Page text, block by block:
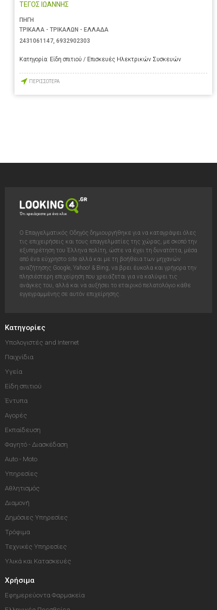
ΤΕΓΟΣ ΙΩΑΝΝΗΣ
ΠΗΓΗ
ΤΡΙΚΑΛΑ - ΤΡΙΚΑΛΩΝ - ΕΛΛΑΔΑ
2431061147, 6932902303
Κατηγορία: Είδη σπιτιού / Επισκευές Ηλεκτρικών Συσκευών
ΠΕΡΙΣΣΟΤΕΡΑ
Ο Επαγγελματικός Οδηγός δημιουργήθηκε για να καταγράψει όλες
τις επιχειρήσεις και τους επαγγελματίες της χώρας, με σκοπό την
εξυπηρέτηση του Έλληνα πολίτη, ώστε να έχει τη δυνατόττα, μέσα
από ένα εύχρηστο site αλλά και με τη βοήθεια των μηχανών
αναζήτησης Google, Yahoo! & Bing, να βρει έυκολα και γρήγορα την
πλησιέστερη επιχείρηση που χρειάζεται για να καλύψει τις
ανάγκες του, αλλά και να αυξήσει το εταιρικό πελατολόγιο κάθε
εγγεγραμμένης σε αυτόν επιχείρησης.
Κατηγορίες
Υπολογιστές and Internet
Παιχνίδια
Υγεία
Είδη σπιτιού
Έντυπα
Αγορές
Εκπαίδευση
Φαγητό - Διασκέδαση
Auto - Moto
Υπηρεσίες
Αθλητισμός
Διαμονή
Δημόσιες Υπηρεσίες
Τρόφιμα
Τεχνικές Υπηρεσίες
Υλικά και Κατασκευές
Χρήσιμα
Εφημερεύοντα Φαρμακεία